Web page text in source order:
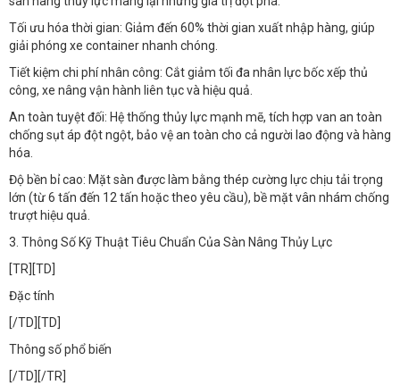
Tối ưu hóa thời gian: Giảm đến 60% thời gian xuất nhập hàng, giúp
giải phóng xe container nhanh chóng.
Tiết kiệm chi phí nhân công: Cắt giảm tối đa nhân lực bốc xếp thủ
công, xe nâng vận hành liên tục và hiệu quả.
An toàn tuyệt đối: Hệ thống thủy lực mạnh mẽ, tích hợp van an toàn
chống sụt áp đột ngột, bảo vệ an toàn cho cả người lao động và hàng
hóa.
Độ bền bỉ cao: Mặt sàn được làm bằng thép cường lực chịu tải trọng
lớn (từ 6 tấn đến 12 tấn hoặc theo yêu cầu), bề mặt vân nhám chống
trượt hiệu quả.
3. Thông Số Kỹ Thuật Tiêu Chuẩn Của Sàn Nâng Thủy Lực​
[TR][TD]
Đặc tính
[/TD][TD]
Thông số phổ biến
[/TD][/TR]